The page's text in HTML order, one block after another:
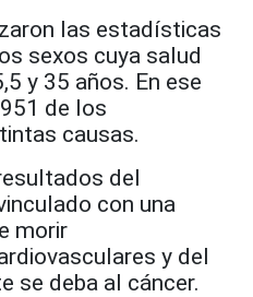
las estadísticas
sexos cuya salud
y 35 años. En ese
de los
causas.
del
con una
morir
y del
se deba al cáncer.